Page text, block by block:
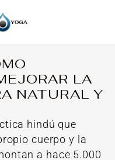
LA
NATURAL Y
hindú que
cuerpo y la
a hace 5.000